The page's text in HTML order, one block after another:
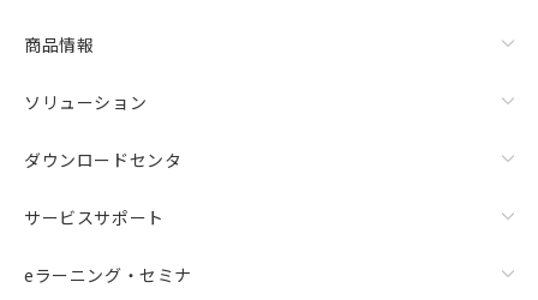
商品情報
ソリューション
ダウンロードセンタ
サービスサポート
eラーニング・セミナ